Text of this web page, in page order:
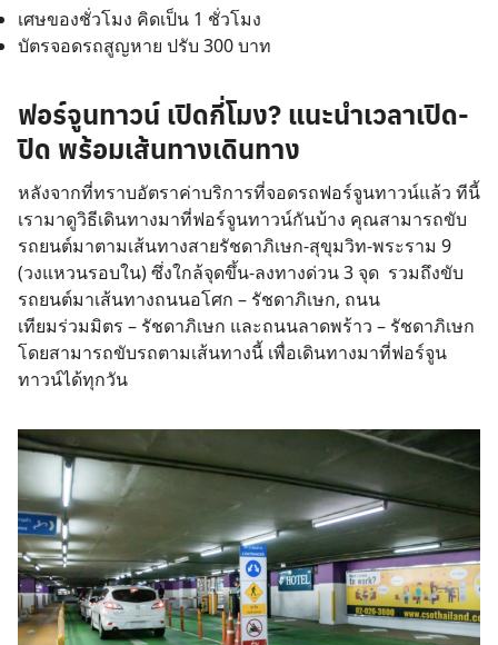
เศษของชั่วโมง คิดเป็น 1 ชั่วโมง
บัตรจอดรถสูญหาย ปรับ 300 บาท
ฟอร์จูนทาวน์ เปิดกี่โมง? แนะนำเวลาเปิด-
ปิด พร้อมเส้นทางเดินทาง
หลังจากที่ทราบอัตราค่าบริการที่จอดรถฟอร์จูนทาวน์แล้ว ทีนี้
เรามาดูวิธีเดินทางมาที่ฟอร์จูนทาวน์กันบ้าง คุณสามารถขับ
รถยนต์มาตามเส้นทางสายรัชดาภิเษก-สุขุมวิท-พระราม 9
(วงแหวนรอบใน) ซึ่งใกล้จุดขึ้น-ลงทางด่วน 3 จุด รวมถึงขับ
รถยนต์มาเส้นทางถนนอโศก – รัชดาภิเษก, ถนน
เทียมร่วมมิตร – รัชดาภิเษก และถนนลาดพร้าว – รัชดาภิเษก
โดยสามารถขับรถตามเส้นทางนี้ เพื่อเดินทางมาที่ฟอร์จูน
ทาวน์ได้ทุกวัน